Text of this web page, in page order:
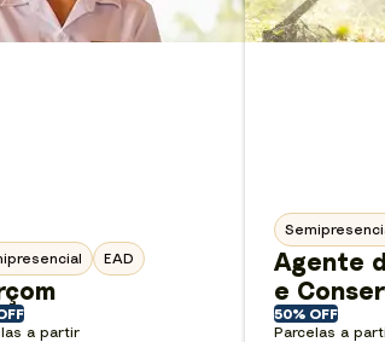
EAD
a partir
Agente
e
50% OFF
Parcelas a